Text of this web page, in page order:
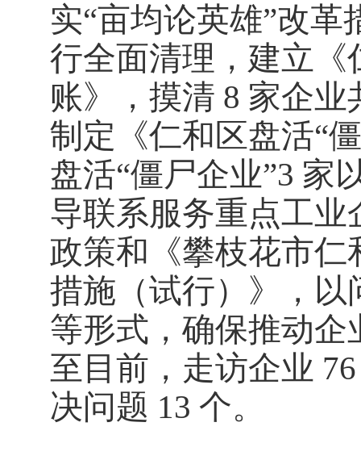
实“亩均论英雄”改革
行全面清理，建立《
账》，摸清 8 家企业
制定《仁和区盘活“
盘活“僵尸企业”3 家
导联系服务重点工
政策和《攀枝花市
措施（试行）》，
等形式，确保推动企
至目前，走访企业
决问题 13 个。